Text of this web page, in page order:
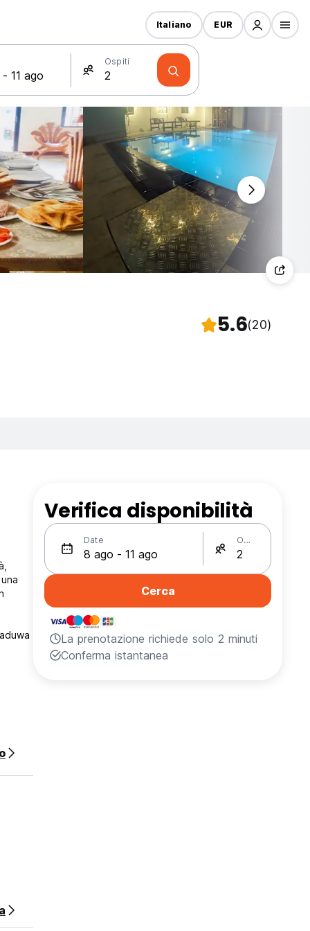
Ospiti
Italiano EUR
5.6(20)
Verifica disponibilità
Date Ospiti
Cerca
La prenotazione richiede solo 2 minuti
Conferma istantanea